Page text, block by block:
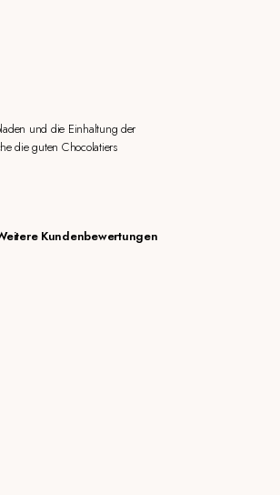
und die Einhaltung der
die guten Chocolatiers
Kundenbewertungen